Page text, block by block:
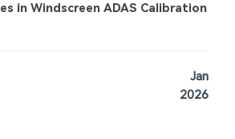
in Windscreen ADAS Calibration
Jan
2026